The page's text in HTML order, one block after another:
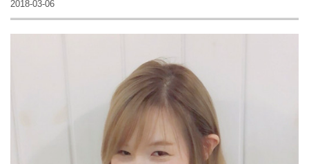
2018-03-06